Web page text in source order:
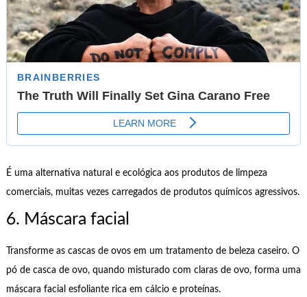
É uma alternativa natural e ecológica aos produtos de limpeza
comerciais, muitas vezes carregados de produtos químicos agressivos.
6. Máscara facial
Transforme as cascas de ovos em um tratamento de beleza caseiro. O
pó de casca de ovo, quando misturado com claras de ovo, forma uma
máscara facial esfoliante rica em cálcio e proteínas.